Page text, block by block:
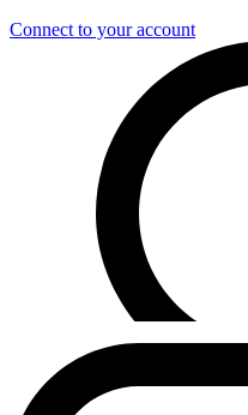
Connect to your account